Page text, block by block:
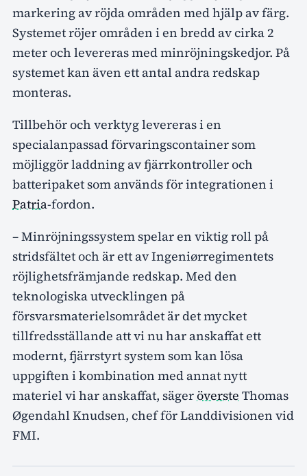
markering av röjda områden med hjälp av färg.
Systemet röjer områden i en bredd av cirka 2
meter och levereras med minröjningskedjor. På
systemet kan även ett antal andra redskap
monteras.
Tillbehör och verktyg levereras i en
specialanpassad förvaringscontainer som
möjliggör laddning av fjärrkontroller och
batteripaket som används för integrationen i
Patria-fordon.
– Minröjningssystem spelar en viktig roll på
stridsfältet och är ett av Ingeniørregimentets
röjlighetsfrämjande redskap. Med den
teknologiska utvecklingen på
försvarsmaterielsområdet är det mycket
tillfredsställande att vi nu har anskaffat ett
modernt, fjärrstyrt system som kan lösa
uppgiften i kombination med annat nytt
materiel vi har anskaffat, sägeröverste Thomas
Øgendahl Knudsen, chef för Landdivisionen vid
FMI.